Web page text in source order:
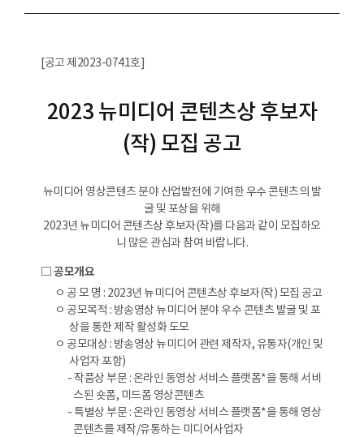
[공고 제2023-0741호]
2023 뉴미디어 콘텐츠상 후보자
(작) 모집 공고
뉴미디어 영상콘텐츠 분야 산업발전에 기여한 우수 콘텐츠의 발
굴 및 포상을 위해
2023년 뉴미디어 콘텐츠상 후보자(작)를 다음과 같이 모집하오
니 많은 관심과 참여 바랍니다.
□ 공모개요
ㅇ 공 모 명 : 2023년 뉴미디어 콘텐츠상 후보자(작) 모집 공고
ㅇ 공모목적 : 방송영상 뉴미디어 분야 우수 콘텐츠 발굴 및 포
상을 통한 제작 활성화 도모
ㅇ 공모대상 : 방송영상 뉴미디어 관련 제작자, 유통자(개인 및
사업자 포함)
- 작품상 부문 : 온라인 동영상 서비스 플랫폼*을 통해 서비
스된 숏폼, 미드폼 영상콘텐츠
- 특별상 부문 : 온라인 동영상 서비스 플랫폼*을 통해 영상
콘텐츠를 제작/유통하는 미디어사업자